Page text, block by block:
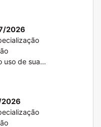
é 10
2026
uso de suas
aos
2026.
2026